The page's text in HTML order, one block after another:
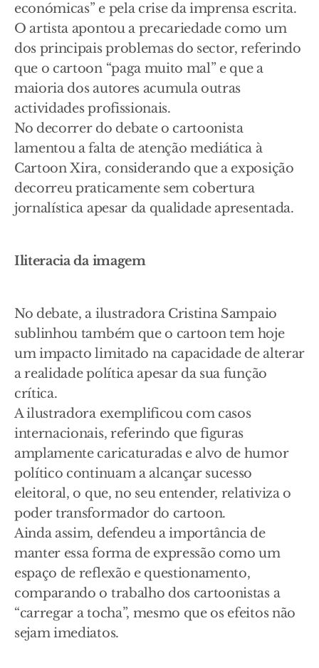
económicas” e pela crise da imprensa escrita.
O artista apontou a precariedade como um
dos principais problemas do sector, referindo
que o cartoon “paga muito mal” e que a
maioria dos autores acumula outras
actividades profissionais.
No decorrer do debate o cartoonista
lamentou a falta de atenção mediática à
Cartoon Xira, considerando que a exposição
decorreu praticamente sem cobertura
jornalística apesar da qualidade apresentada.
Iliteracia da imagem
No debate, a ilustradora Cristina Sampaio
sublinhou também que o cartoon tem hoje
um impacto limitado na capacidade de alterar
a realidade política apesar da sua função
crítica.
A ilustradora exemplificou com casos
internacionais, referindo que figuras
amplamente caricaturadas e alvo de humor
político continuam a alcançar sucesso
eleitoral, o que, no seu entender, relativiza o
poder transformador do cartoon.
Ainda assim, defendeu a importância de
manter essa forma de expressão como um
espaço de reflexão e questionamento,
comparando o trabalho dos cartoonistas a
“carregar a tocha”, mesmo que os efeitos não
sejam imediatos.